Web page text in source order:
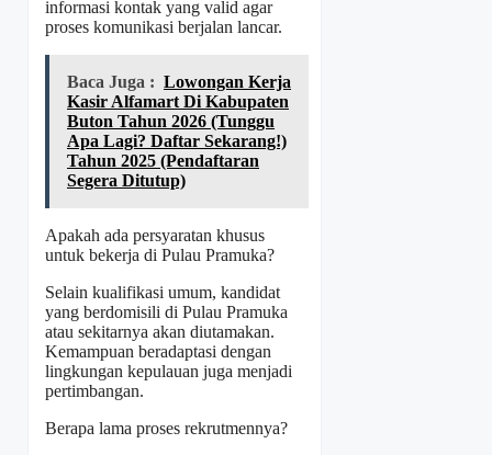
informasi kontak yang valid agar
proses komunikasi berjalan lancar.
Baca Juga : Lowongan Kerja
Kasir Alfamart Di Kabupaten
Buton Tahun 2026 (Tunggu
Apa Lagi? Daftar Sekarang!)
Tahun 2025 (Pendaftaran
Segera Ditutup)
Apakah ada persyaratan khusus
untuk bekerja di Pulau Pramuka?
Selain kualifikasi umum, kandidat
yang berdomisili di Pulau Pramuka
atau sekitarnya akan diutamakan.
Kemampuan beradaptasi dengan
lingkungan kepulauan juga menjadi
pertimbangan.
Berapa lama proses rekrutmennya?